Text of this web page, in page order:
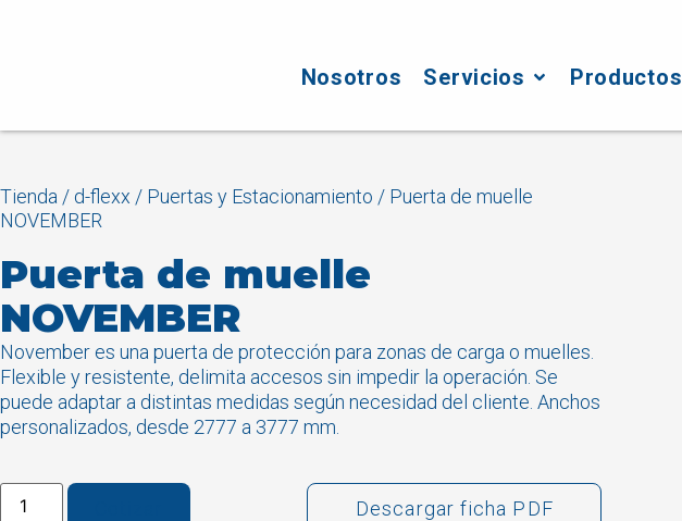
Nosotros Servicios Productos
Tienda / d-flexx / Puertas y Estacionamiento / Puerta de muelle
NOVEMBER
Puerta de muelle
NOVEMBER
November es una puerta de protección para zonas de carga o muelles.
Flexible y resistente, delimita accesos sin impedir la operación. Se
puede adaptar a distintas medidas según necesidad del cliente. Anchos
personalizados, desde 2777 a 3777 mm.
Descargar ficha PDF